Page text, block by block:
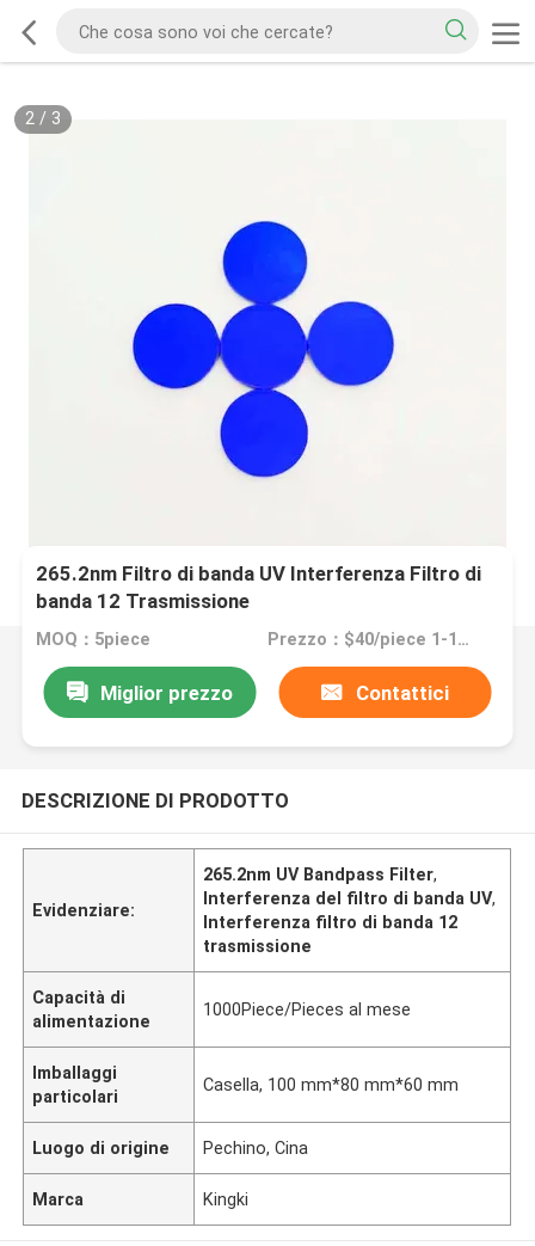
2/ 3
265.2nm Filtro di banda UV Interferenza Filtro di
banda 12 Trasmissione
MOQ：5piece Prezzo：$40/piece 1-10pieces; $35/piece 11-50pieces; $30/piece >=51pieces
Miglior prezzo Contattici
DESCRIZIONE DI PRODOTTO
Evidenziare:
265.2nm UV Bandpass Filter,
Interferenza del filtro di banda UV,
Interferenza filtro di banda 12
trasmissione
Capacità di
alimentazione
1000Piece/Pieces al mese
Imballaggi
particolari
Casella, 100 mm*80 mm*60 mm
Luogo di origine Pechino, Cina
Marca Kingki